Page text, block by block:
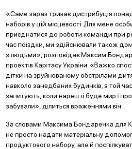
«Саме зараз триває дистрибуція
наборів у цій місцевості. Для мене
приєднатися до роботи команди при
час поїздки, ми здійснювали також
з людьми», розповідає Максим
проектів Карітасу України. «Важко
дітки на зруйнованому обстрілами
навколо занедбаних будинків, в той
запитують, коли нарешті буде мир і
забували», ділиться враженнями він.
За словами Максима Бондаренка для
не просто надати матеріальну
продуктового набору, але й